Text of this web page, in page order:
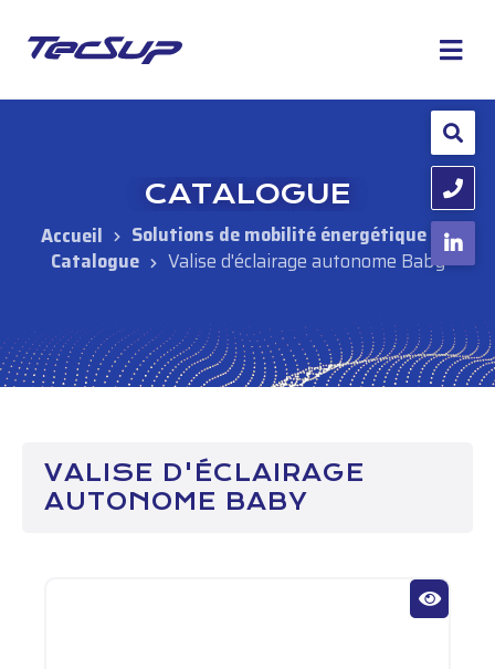
CATALOGUE
Solutions de mobilité énergétique
Catalogue
Valise d'éclairage autonome Baby
VALISE D'ÉCLAIRAGE
AUTONOME BABY